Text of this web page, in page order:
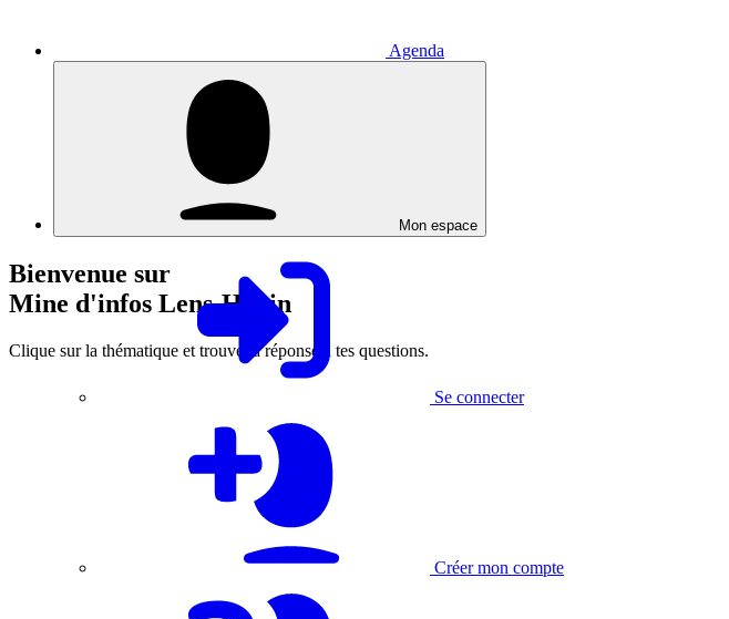
Agenda
Mon espace
Se connecter
Créer mon compte
Bienvenue sur
Mine d'infos Lens-Hénin
Clique sur la thématique et trouve la réponse à tes questions.